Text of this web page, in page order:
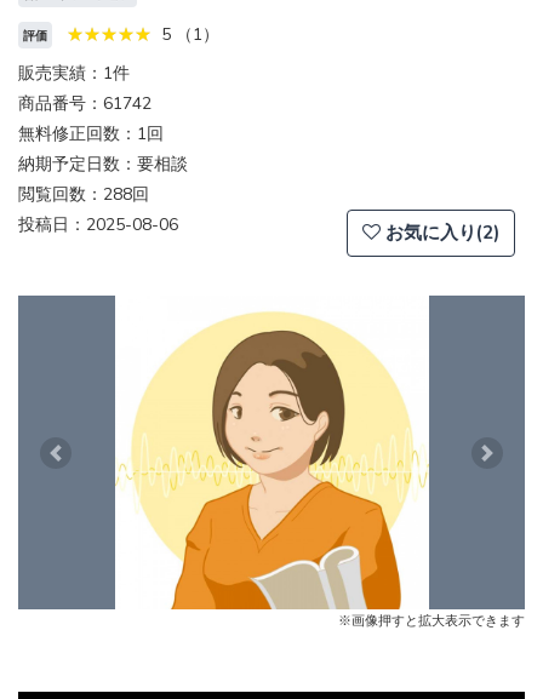
評価
5 （1）
販売実績：1件
商品番号：61742
無料修正回数：1回
納期予定日数：要相談
閲覧回数：288回
投稿日：2025-08-06
お気に入り(2)
Previous Next
※画像押すと拡大表示できます